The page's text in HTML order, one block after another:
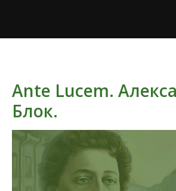
Ante Lucem.
Блок.